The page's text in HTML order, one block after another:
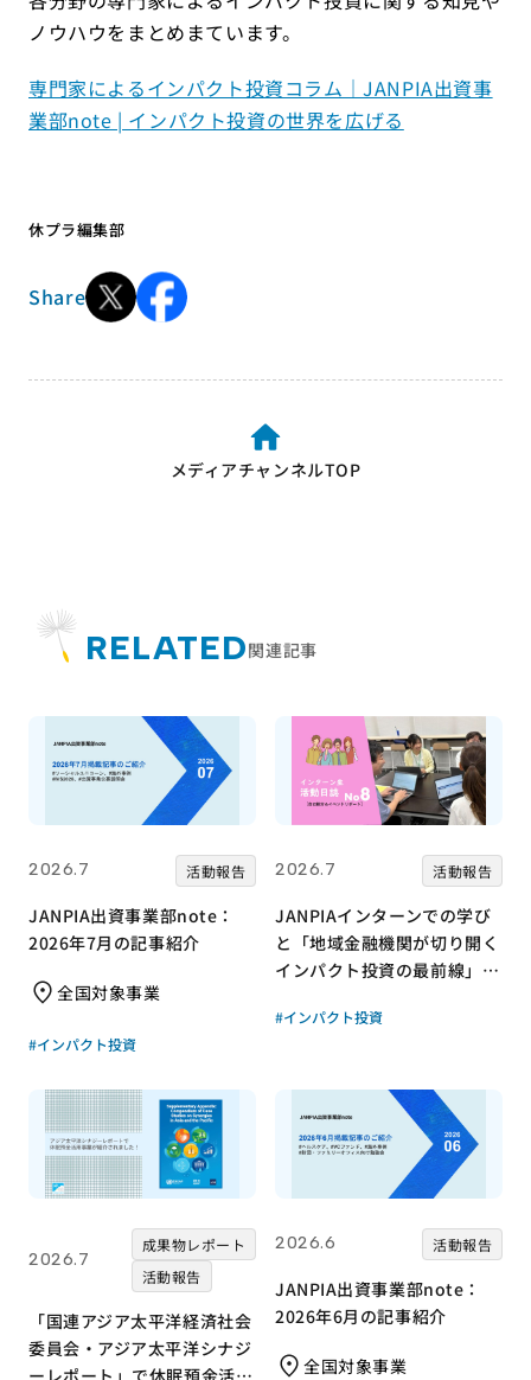
ノウハウをまとめまています。
専門家によるインパクト投資コラム｜JANPIA出資事
業部note | インパクト投資の世界を広げる
休プラ編集部
Share
メディアチャンネルTOP
RELATED関連記事
2026.7 活動報告
JANPIA出資事業部note：
2026年7月の記事紹介
全国対象事業
#インパクト投資
2026.7 活動報告
JANPIAインターンでの学び
と「地域金融機関が切り開く
インパクト投資の最前線」リ
ン生 活動日誌vol8
#インパクト投資
2026.7
成果物レポート
活動報告
「国連アジア太平洋経済社会
委員会・アジア太平洋シナジ
ーレポート」で休眠預金活用
2026.6 活動報告
JANPIA出資事業部note：
2026年6月の記事紹介
全国対象事業